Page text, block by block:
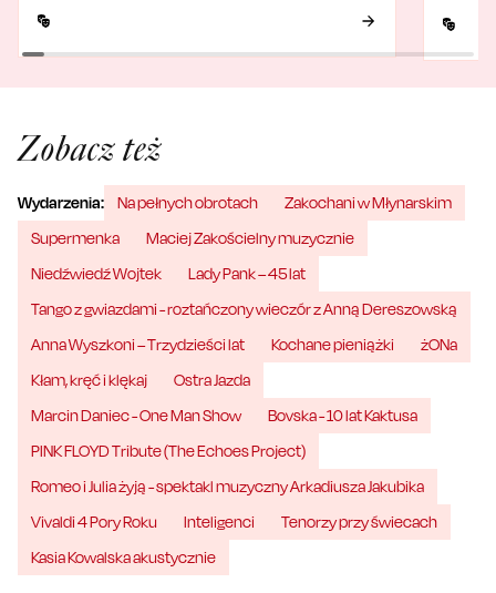
Zobacz też
Wydarzenia: Na pełnych obrotach
Zakochani w Młynarskim
Supermenka
Maciej Zakościelny muzycznie
Niedźwiedź Wojtek
Lady Pank – 45 lat
Tango z gwiazdami - roztańczony wieczór z Anną Dereszowską
Anna Wyszkoni – Trzydzieści lat
Kochane pieniążki
żONa
Kłam, kręć i klękaj
Ostra Jazda
Marcin Daniec - One Man Show
Bovska - 10 lat Kaktusa
PINK FLOYD Tribute (The Echoes Project)
Romeo i Julia żyją - spektakl muzyczny Arkadiusza Jakubika
Vivaldi 4 Pory Roku
Inteligenci
Tenorzy przy świecach
Kasia Kowalska akustycznie